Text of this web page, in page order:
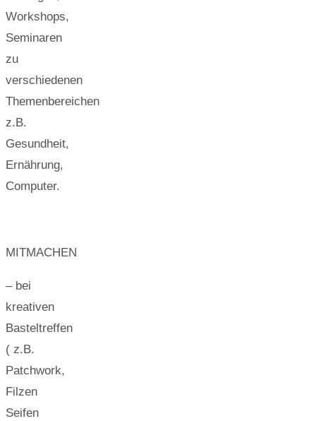
Workshops,
Seminaren
zu
verschiedenen
Themenbereichen
z.B.
Gesundheit,
Ernährung,
Computer.
MITMACHEN
– bei
kreativen
Basteltreffen
( z.B.
Patchwork,
Filzen
Seifen